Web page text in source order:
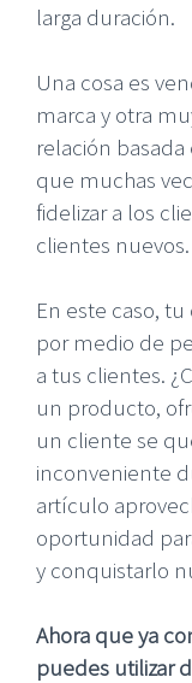
larga duración.
Una cosa es
marca y otra
relación
que muchas
fidelizar a los
clientes nuevos.
En este caso,
por medio de
a tus clientes.
un producto,
un cliente se
inconveniente
artículo
oportunidad
y conquistarlo
Ahora que ya
puedes utilizar